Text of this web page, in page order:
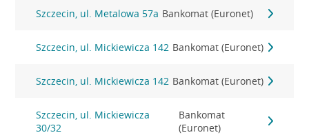
Szczecin, ul. Metalowa 57a Bankomat (Euronet)
Szczecin, ul. Mickiewicza 142 Bankomat (Euronet)
Szczecin, ul. Mickiewicza 142 Bankomat (Euronet)
Szczecin, ul. Mickiewicza
30/32
Bankomat
(Euronet)